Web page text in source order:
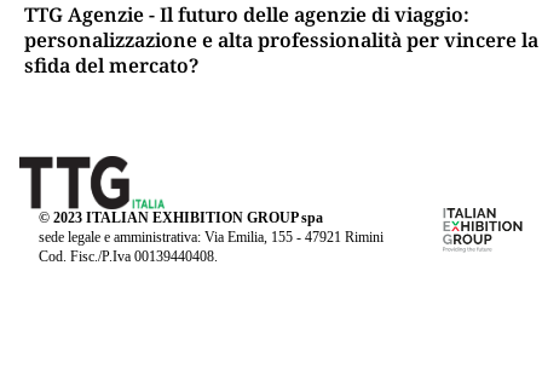
TTG Agenzie - Il futuro delle agenzie di viaggio:
personalizzazione e alta professionalità per vincere la
sfida del mercato?
© 2023 ITALIAN EXHIBITION GROUP spa
sede legale e amministrativa: Via Emilia, 155 - 47921 Rimini
Cod. Fisc./P.Iva 00139440408.